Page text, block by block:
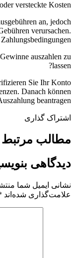
versteckte Kosten?
an, jedoch
verursachen.
auszahlen zu
lassen?
Sie Ihr Konto
Danach können
beantragen.
اشتراک گذاری
مطالب مرتبط
دیدگاهی
نشانی ایمیل شما
علامت‌گذاری شده‌اند